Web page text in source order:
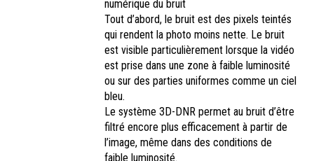
numérique du bruit
Tout d’abord, le bruit est des pixels teintés
qui rendent la photo moins nette. Le bruit
est visible particulièrement lorsque la vidéo
est prise dans une zone à faible luminosité
ou sur des parties uniformes comme un ciel
bleu.
Le système 3D-DNR permet au bruit d’être
filtré encore plus efficacement à partir de
l’image, même dans des conditions de
faible luminosité.